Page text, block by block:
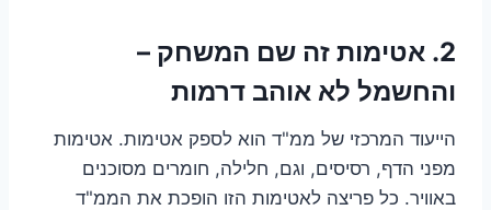
2. אטימות זה שם המשחק –
והחשמל לא אוהב דרמות
הייעוד המרכזי של ממ"ד הוא לספק אטימות. אטימות
מפני הדף, רסיסים, וגם, חלילה, חומרים מסוכנים
באוויר. כל פריצה לאטימות הזו הופכת את הממ"ד